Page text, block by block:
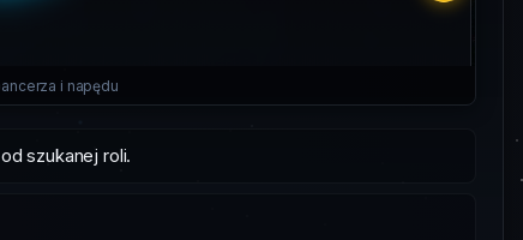
i napędu
szukanej roli.